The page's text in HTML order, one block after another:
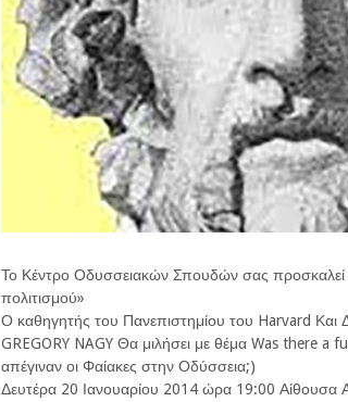
Το Κέντρο Οδυσσειακών Σπουδών σας
πολιτισμού»
Ο καθηγητής του Πανεπιστημίου του Harvard
GREGORY NAGY Θα μιλήσει με θέμα Was there
απέγιναν οι Φαίακες στην Οδύσσεια;)
Δευτέρα 20 Ιανουαρίου 2014 ώρα 19:00 Αίθουσα